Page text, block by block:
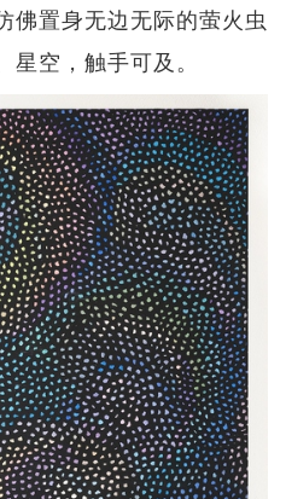
佛置身无边无际的萤火虫
空，触手可及。